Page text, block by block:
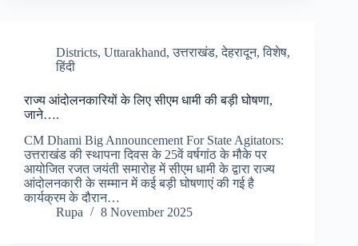
Districts, Uttarakhand,उत्तराखंड,देहरादून,विशेष,
हिंदी
राज्य आंदोलनकारियों के लिए सीएम धामी की बड़ी घोषणा,
जाने….
CM Dhami Big Announcement For State Agitators:
उत्तराखंड की स्थापना दिवस के 25वें वर्षगांठ के मौके पर
आयोजित रजत जयंती समारोह में सीएम धामी के द्वारा राज्य
आंदोलनकारी के सम्मान में कई बड़ी घोषणाएं की गई है
कार्यक्रम के दौरान…
Rupa
8 November 2025